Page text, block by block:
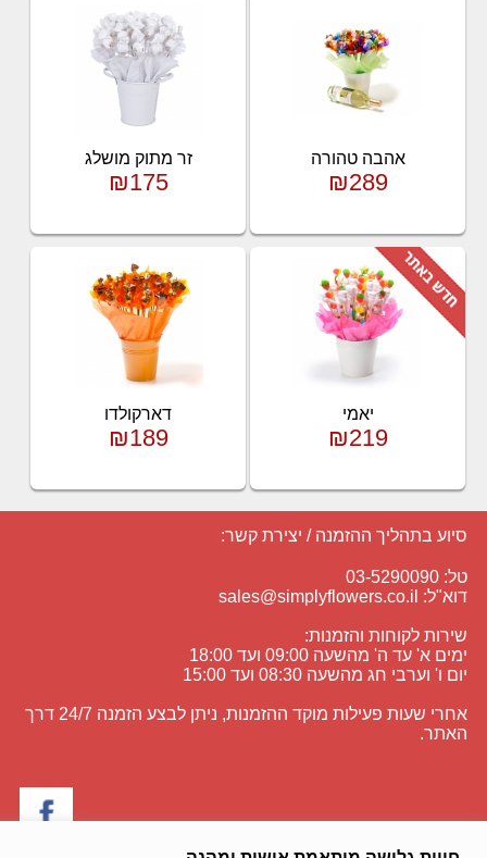
אהבה טהורה
₪289
זר מתוק מושלג
₪175
יאמי
₪219
דארקולדו
₪189
סיוע בתהליך ההזמנה / יצירת קשר:
טל: 03-5290090
דוא"ל: sales@simplyflowers.co.il
שירות לקוחות והזמנות:
ימים א' עד ה' מהשעה 09:00 ועד 18:00
יום ו' וערבי חג מהשעה 08:30 ועד 15:00
אחרי שעות פעילות מוקד ההזמנות, ניתן לבצע הזמנה 24/7 דרך
האתר.